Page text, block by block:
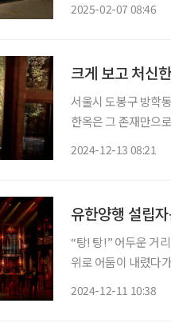
2025-02-07 08:46
크게 보고 처신
서울시 도봉구 방학
한옥은 그 존재만으
2024-12-13 08:21
유한양행 설립
“탕! 탕!” 어두운 거리, 잇따르는 총성과 가슴에 겨눠지는 총구, 그리고 쓰러지는 사람들. 무대
위로 어둠이 내렸다
2024-12-11 10:38